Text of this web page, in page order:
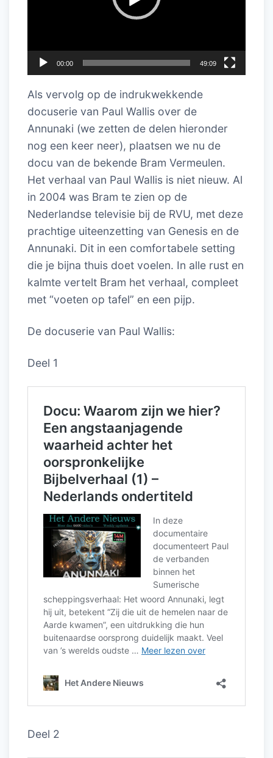
00:00 49:09
Als vervolg op de indrukwekkende
docuserie van Paul Wallis over de
Annunaki (we zetten de delen hieronder
nog een keer neer), plaatsen we nu de
docu van de bekende Bram Vermeulen.
Het verhaal van Paul Wallis is niet nieuw. Al
in 2004 was Bram te zien op de
Nederlandse televisie bij de RVU, met deze
prachtige uiteenzetting van Genesis en de
Annunaki. Dit in een comfortabele setting
die je bijna thuis doet voelen. In alle rust en
kalmte vertelt Bram het verhaal, compleet
met “voeten op tafel” en een pijp.
De docuserie van Paul Wallis:
Deel 1
Deel 2